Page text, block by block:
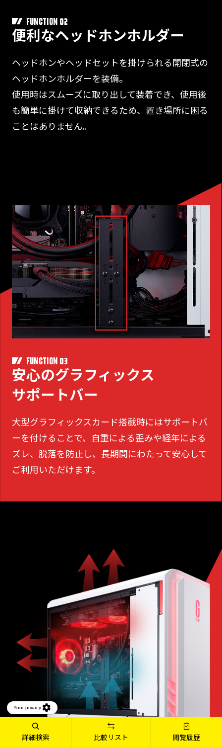
FUNCTION 02
便利なヘッドホンホルダー
ヘッドホンやヘッドセットを掛けられる開閉式の
ヘッドホンホルダーを装備。
使用時はスムーズに取り出して装着でき、使用後
も簡単に掛けて収納できるため、置き場所に困る
ことはありません。
FUNCTION 03
安心のグラフィックス
サポートバー
大型グラフィックスカード搭載時にはサポートバ
ーを付けることで、
自重による歪みや経年による
ズレ、脱落を防止し、長期間にわたって安心して
ご利用いただけます。
詳細検索 比較リスト 閲覧履歴